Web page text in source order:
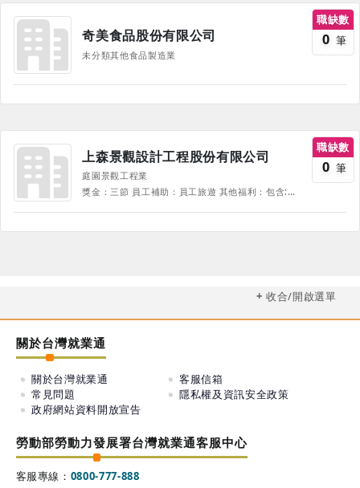
奇美食品股份有限公司
未分類其他食品製造業
職缺數
0 筆
上森景觀設計工程股份有限公司
庭園景觀工程業
獎金：三節 員工補助：員工旅遊 其他福利：包含:生日禮金、開工紅包、考取證照獎勵金、新進同仁介紹獎勵金、喪事慰問金、生產補助金、尾牙、彈性上班一小時(內勤)、優異人員國內/外考察、不定期教育訓練舉辦(內、外訓)、零食許願、膠囊咖啡補助 以上之員工紅利、年終獎金、三節獎金依據公司規範，依照職等職級及職務有所不同。 《部份福利、待遇因職務、職等、職種有所不同，並隨公司營運方針有所調整，詳情請於面試時詢問，並以面試為主》
職缺數
0 筆
收合/開啟選單
關於台灣就業通
關於台灣就業通
客服信箱
常見問題
隱私權及資訊安全政策
政府網站資料開放宣告
勞動部勞動力發展署台灣就業通客服中心
客服專線： 0800-777-888